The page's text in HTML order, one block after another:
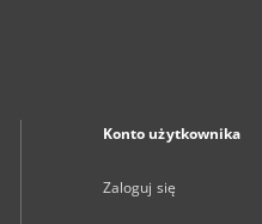
Konto użytkownika
Zaloguj się